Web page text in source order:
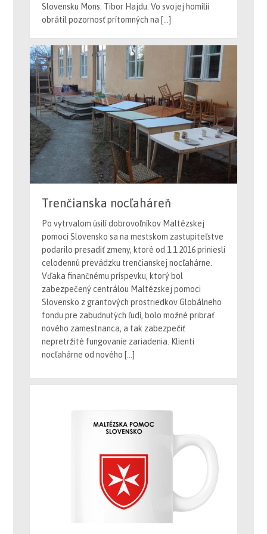
obrátil pozornosť prítomných na […]
Trenčianska nocľaháreň
Po vytrvalom úsilí dobrovoľníkov Maltézskej
pomoci Slovensko sa na mestskom zastupiteľstve
podarilo presadiť zmeny, ktoré od 1.1.2016 priniesli
celodennú prevádzku trenčianskej nocľahárne.
Vďaka finančnému príspevku, ktorý bol
zabezpečený centrálou Maltézskej pomoci
Slovensko z grantových prostriedkov Globálneho
fondu pre zabudnutých ľudí, bolo možné pribrať
nového zamestnanca, a tak zabezpečiť
nepretržité fungovanie zariadenia. Klienti
nocľahárne od nového […]
MALTÉZSKY PUNČ 2015